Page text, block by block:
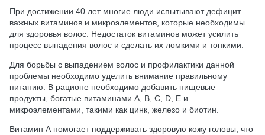
При достижении 40 лет многие люди испытывают дефицит
важных витаминов и микроэлементов, которые необходимы
для здоровья волос. Недостаток витаминов может усилить
процесс выпадения волос и сделать их ломкими и тонкими.
Для борьбы с выпадением волос и профилактики данной
проблемы необходимо уделить внимание правильному
питанию. В рационе необходимо добавить пищевые
продукты, богатые витаминами A, В, С, D, E и
микроэлементами, такими как цинк, железо и биотин.
Витамин А помогает поддерживать здоровую кожу головы, что